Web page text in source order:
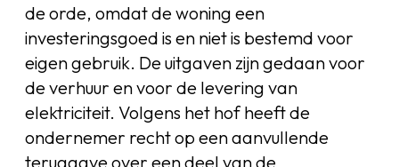
de orde, omdat de woning een
investeringsgoed is en niet is bestemd voor
eigen gebruik. De uitgaven zijn gedaan voor
de verhuur en voor de levering van
elektriciteit. Volgens het hof heeft de
ondernemer recht op een aanvullende
teruggave over een deel van de